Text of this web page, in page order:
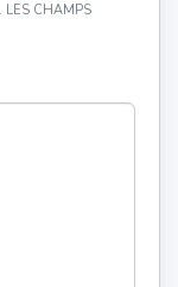
LES CHAMPS